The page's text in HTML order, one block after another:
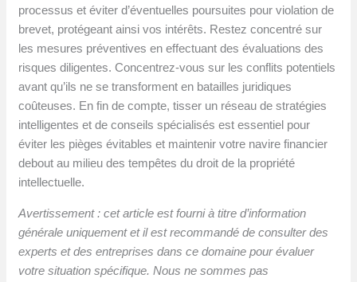
processus et éviter d’éventuelles poursuites pour violation de
brevet, protégeant ainsi vos intérêts. Restez concentré sur
les mesures préventives en effectuant des évaluations des
risques diligentes. Concentrez-vous sur les conflits potentiels
avant qu’ils ne se transforment en batailles juridiques
coûteuses. En fin de compte, tisser un réseau de stratégies
intelligentes et de conseils spécialisés est essentiel pour
éviter les pièges évitables et maintenir votre navire financier
debout au milieu des tempêtes du droit de la propriété
intellectuelle.
Avertissement : cet article est fourni à titre d’information
générale uniquement et il est recommandé de consulter des
experts et des entreprises dans ce domaine pour évaluer
votre situation spécifique. Nous ne sommes pas